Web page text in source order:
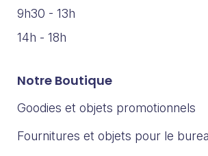
9h30 - 13h
14h - 18h
Notre Boutique
Goodies et objets promotionnels
Fournitures et objets pour le